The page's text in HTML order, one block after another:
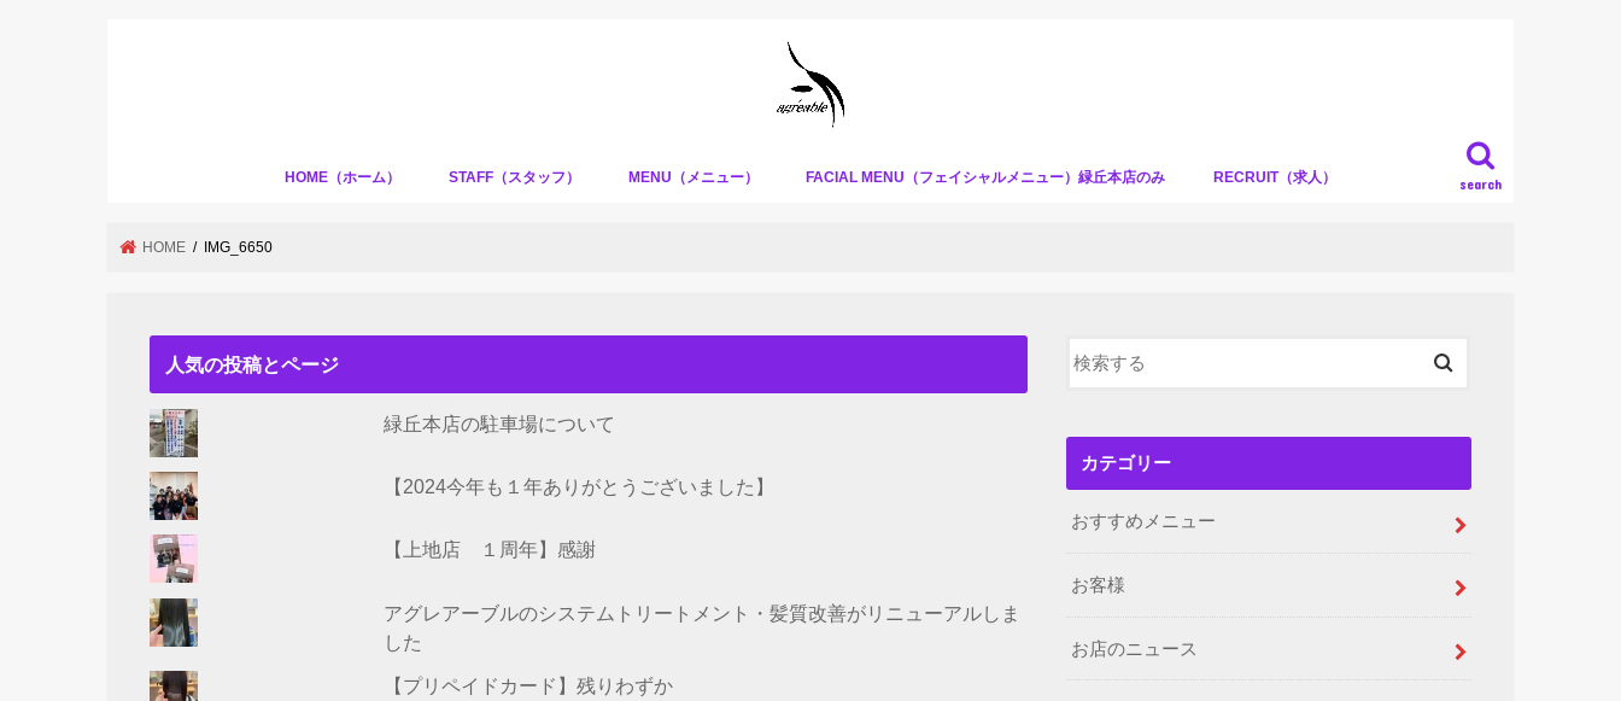
search
HOME（ホーム） STAFF（スタッフ） MENU（メニュー） FACIAL MENU（フェイシャルメニュー）緑丘本店のみ RECRUIT（求人）
HOME IMG_6650
人気の投稿とページ
緑丘本店の駐車場について
【2024今年も１年ありがとうございました】
【上地店 １周年】感謝
アグレアーブルのシステムトリートメント・髪質改善がリニューアルしま
した
【プリペイドカード】残りわずか
カテゴリー
おすすめメニュー
お客様
お店のニュース